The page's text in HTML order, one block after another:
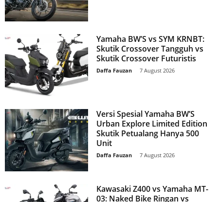
Yamaha BW’S vs SYM KRNBT:
Skutik Crossover Tangguh vs
Skutik Crossover Futuristis
Daffa Fauzan 7 August 2026
Versi Spesial Yamaha BW’S
Urban Explore Limited Edition
Skutik Petualang Hanya 500
Unit
Daffa Fauzan 7 August 2026
Kawasaki Z400 vs Yamaha MT-
03: Naked Bike Ringan vs